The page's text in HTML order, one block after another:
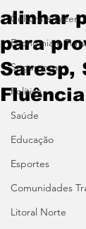
Cultura e Lazer
Economia e
Segurança
Política
Saúde
Educação
Esportes
Comunidades
Litoral Norte
alinhar
para
Saresp,